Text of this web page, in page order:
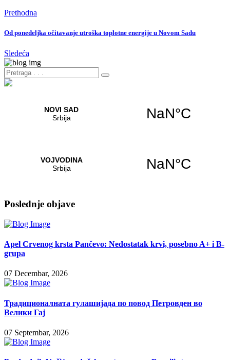
Prethodna
Od ponedeljka očitavanje utroška toplotne energije u Novom Sadu
Sledeća
Poslednje objave
Apel Crvenog krsta Pančevo: Nedostatak krvi, posebno A+ i B-
grupa
07 Decembar, 2026
Традиционалната гулашијада по повод Петровден во
Велики Гај
07 Septembar, 2026